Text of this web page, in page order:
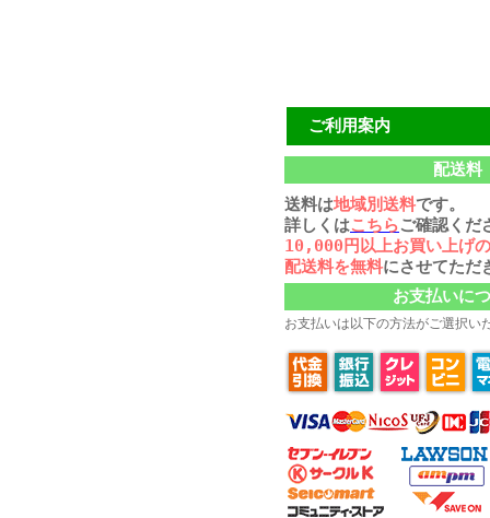
ご利用案内
配送料
送料は地域別送料です。
詳しくはこちらご確認くだ
10,000円以上お買い上げ
配送料を無料にさせてただ
お支払いに
お支払いは以下の方法がご選択い